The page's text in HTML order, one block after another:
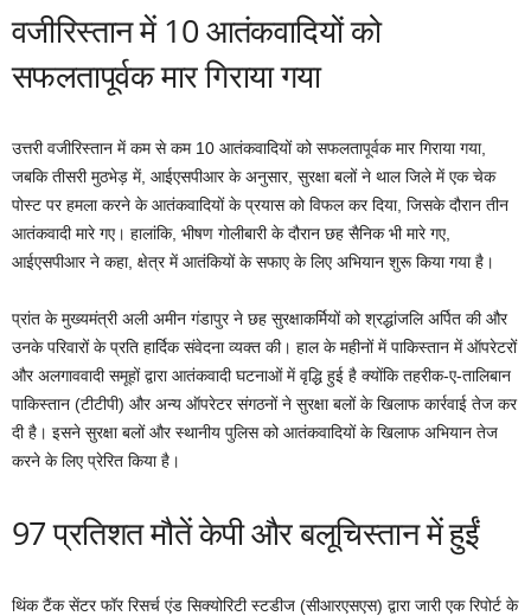
वजीरिस्तान में 10 आतंकवादियों को
सफलतापूर्वक मार गिराया गया
उत्तरी वजीरिस्तान में कम से कम 10 आतंकवादियों को सफलतापूर्वक मार गिराया गया,
जबकि तीसरी मुठभेड़ में, आईएसपीआर के अनुसार, सुरक्षा बलों ने थाल जिले में एक चेक
पोस्ट पर हमला करने के आतंकवादियों के प्रयास को विफल कर दिया, जिसके दौरान तीन
आतंकवादी मारे गए। हालांकि, भीषण गोलीबारी के दौरान छह सैनिक भी मारे गए,
आईएसपीआर ने कहा, क्षेत्र में आतंकियों के सफाए के लिए अभियान शुरू किया गया है।
प्रांत के मुख्यमंत्री अली अमीन गंडापुर ने छह सुरक्षाकर्मियों को श्रद्धांजलि अर्पित की और
उनके परिवारों के प्रति हार्दिक संवेदना व्यक्त की। हाल के महीनों में पाकिस्तान में ऑपरेटरों
और अलगाववादी समूहों द्वारा आतंकवादी घटनाओं में वृद्धि हुई है क्योंकि तहरीक-ए-तालिबान
पाकिस्तान (टीटीपी) और अन्य ऑपरेटर संगठनों ने सुरक्षा बलों के खिलाफ कार्रवाई तेज कर
दी है। इसने सुरक्षा बलों और स्थानीय पुलिस को आतंकवादियों के खिलाफ अभियान तेज
करने के लिए प्रेरित किया है।
97 प्रतिशत मौतें केपी और बलूचिस्तान में हुईं
थिंक टैंक सेंटर फॉर रिसर्च एंड सिक्योरिटी स्टडीज (सीआरएसएस) द्वारा जारी एक रिपोर्ट के